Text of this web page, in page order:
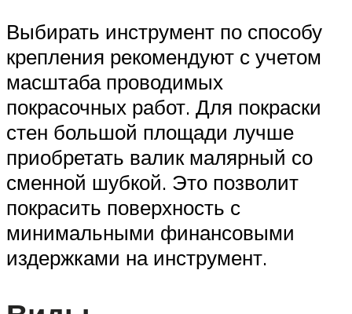
Выбирать инструмент по способу
крепления рекомендуют с учетом
масштаба проводимых
покрасочных работ. Для покраски
стен большой площади лучше
приобретать валик малярный со
сменной шубкой. Это позволит
покрасить поверхность с
минимальными финансовыми
издержками на инструмент.